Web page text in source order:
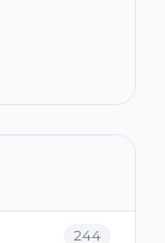
244